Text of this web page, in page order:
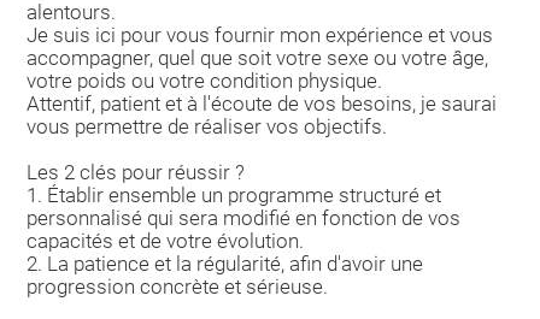
alentours.
Je suis ici pour vous fournir mon expérience et vous
accompagner, quel que soit votre sexe ou votre âge,
votre poids ou votre condition physique.
Attentif, patient et à l'écoute de vos besoins, je saurai
vous permettre de réaliser vos objectifs.
Les 2 clés pour réussir ?
1. Établir ensemble un programme structuré et
personnalisé qui sera modifié en fonction de vos
capacités et de votre évolution.
2. La patience et la régularité, afin d'avoir une
progression concrète et sérieuse.